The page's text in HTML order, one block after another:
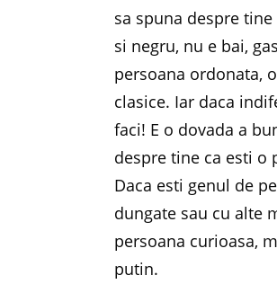
sa spuna despre
si negru, nu e bai,
persoana ordonata,
clasice. Iar daca
faci! E o dovada a
despre tine ca esti o
Daca esti genul de
dungate sau cu alte
persoana curioasa,
putin.